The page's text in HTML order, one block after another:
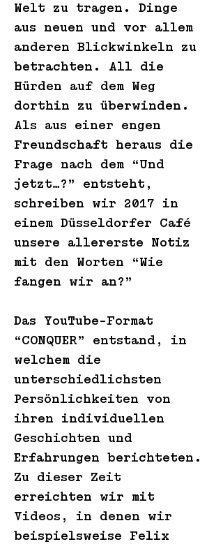
Welt zu tragen. Dinge
aus neuen und vor allem
anderen Blickwinkeln zu
betrachten. All die
Hürden auf dem Weg
dorthin zu überwinden.
Als aus einer engen
Freundschaft heraus die
Frage nach dem “Und
jetzt…?” entsteht,
schreiben wir 2017 in
einem Düsseldorfer Café
unsere allererste Notiz
mit den Worten “Wie
fangen wir an?”
Das YouTube-Format
“CONQUER” entstand, in
welchem die
unterschiedlichsten
Persönlichkeiten von
ihren individuellen
Geschichten und
Erfahrungen berichteten.
Zu dieser Zeit
erreichten wir mit
Videos, in denen wir
beispielsweise Felix